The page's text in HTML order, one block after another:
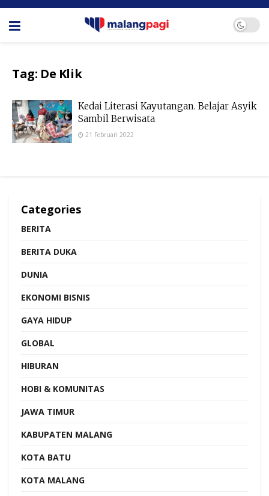
Tag: De Klik
Kedai Literasi Kayutangan. Belajar Asyik
Sambil Berwisata
21 Februari 2022
Categories
BERITA
BERITA DUKA
DUNIA
EKONOMI BISNIS
GAYA HIDUP
GLOBAL
HIBURAN
HOBI & KOMUNITAS
JAWA TIMUR
KABUPATEN MALANG
KOTA BATU
KOTA MALANG